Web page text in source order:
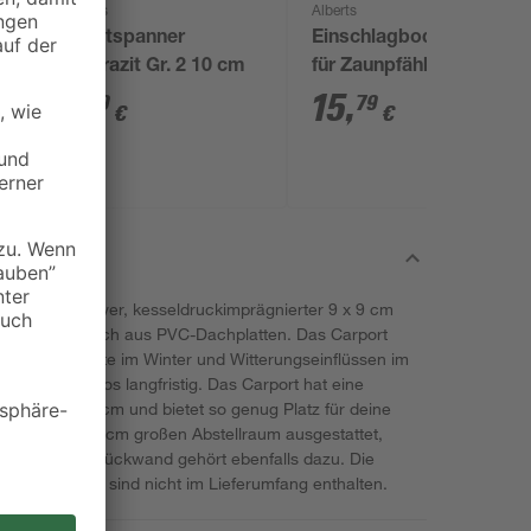
Alberts
Drahtspanner
anthrazit Gr. 2 10 cm
89 €
Alberts
Einschlagbodenhülse
für Zaunpfähle aus
Metallrohren silber Ø
3,4 x 50 cm
15,79 €
12 massiver, kesseldruckimprägnierter 9 x 9 cm
großen Dach aus PVC-Dachplatten. Das Carport
Kälte im Winter und Witterungseinflüssen im
deines Autos langfristig. Das Carport hat eine
von 676 cm und bietet so genug Platz für deine
204 x 576 cm großen Abstellraum ausgestattet,
sorgt. Eine Rückwand gehört ebenfalls dazu. Die
von 80 cm, sind nicht im Lieferumfang enthalten.